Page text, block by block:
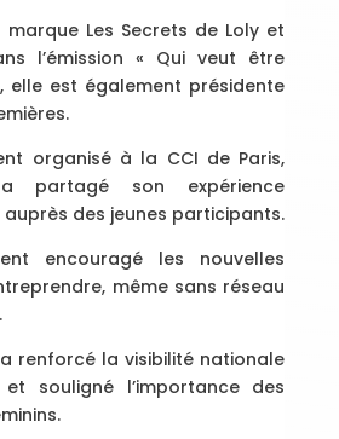
Les Secrets de Loly et
l’émission « Qui veut être
elle est également présidente
organisé à la CCI de Paris,
partagé son expérience
des jeunes participants.
encouragé les nouvelles
même sans réseau
renforcé la visibilité nationale
et souligné l’importance des